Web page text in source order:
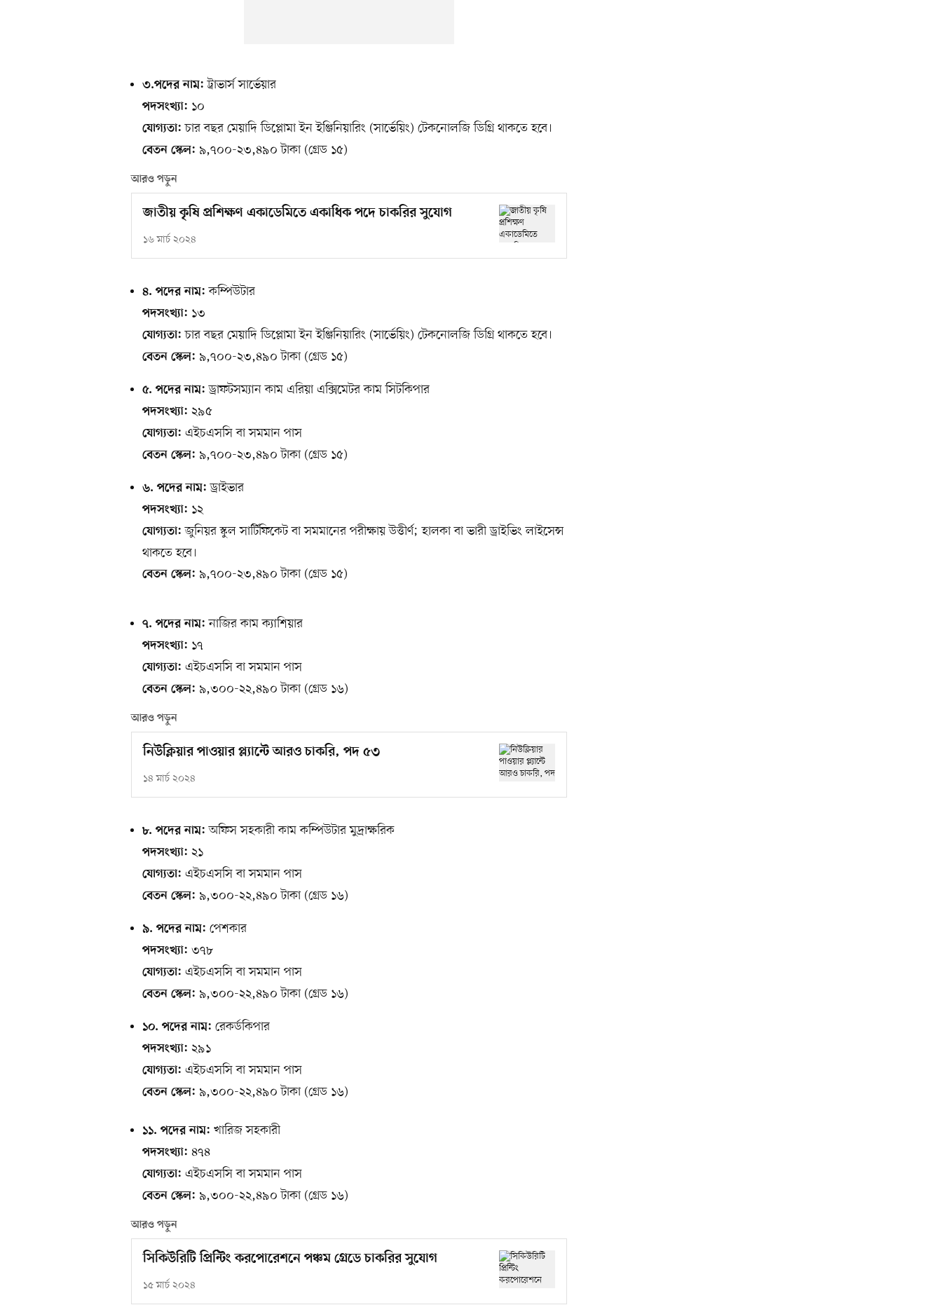
৩.পদের নাম: ট্রাভার্স সার্ভেয়ার
পদসংখ্যা: ১০
যোগ্যতা: চার বছর মেয়াদি ডিপ্লোমা ইন ইঞ্জিনিয়ারিং (সার্ভেয়িং) টেকনোলজি ডিগ্রি থাকতে হবে।
বেতন স্কেল: ৯,৭০০-২৩,৪৯০ টাকা (গ্রেড ১৫)
আরও পড়ুন
জাতীয় কৃষি প্রশিক্ষণ একাডেমিতে একাধিক পদে চাকরির সুযোগ
১৬ মার্চ ২০২৪
৪. পদের নাম: কম্পিউটার
পদসংখ্যা: ১৩
যোগ্যতা: চার বছর মেয়াদি ডিপ্লোমা ইন ইঞ্জিনিয়ারিং (সার্ভেয়িং) টেকনোলজি ডিগ্রি থাকতে হবে।
বেতন স্কেল: ৯,৭০০-২৩,৪৯০ টাকা (গ্রেড ১৫)
৫. পদের নাম: ড্রাফটসম্যান কাম এরিয়া এক্সিমেটর কাম সিটকিপার
পদসংখ্যা: ২৯৫
যোগ্যতা: এইচএসসি বা সমমান পাস
বেতন স্কেল: ৯,৭০০-২৩,৪৯০ টাকা (গ্রেড ১৫)
৬. পদের নাম: ড্রাইভার
পদসংখ্যা: ১২
যোগ্যতা: জুনিয়র স্কুল সার্টিফিকেট বা সমমানের পরীক্ষায় উত্তীর্ণ; হালকা বা ভারী ড্রাইভিং লাইসেন্স
থাকতে হবে।
বেতন স্কেল: ৯,৭০০-২৩,৪৯০ টাকা (গ্রেড ১৫)
৭. পদের নাম: নাজির কাম ক্যাশিয়ার
পদসংখ্যা: ১৭
যোগ্যতা: এইচএসসি বা সমমান পাস
বেতন স্কেল: ৯,৩০০-২২,৪৯০ টাকা (গ্রেড ১৬)
আরও পড়ুন
নিউক্লিয়ার পাওয়ার প্ল্যান্টে আরও চাকরি, পদ ৫৩
১৪ মার্চ ২০২৪
৮. পদের নাম: অফিস সহকারী কাম কম্পিউটার মুদ্রাক্ষরিক
পদসংখ্যা: ২১
যোগ্যতা: এইচএসসি বা সমমান পাস
বেতন স্কেল: ৯,৩০০-২২,৪৯০ টাকা (গ্রেড ১৬)
৯. পদের নাম: পেশকার
পদসংখ্যা: ৩৭৮
যোগ্যতা: এইচএসসি বা সমমান পাস
বেতন স্কেল: ৯,৩০০-২২,৪৯০ টাকা (গ্রেড ১৬)
১০. পদের নাম: রেকর্ডকিপার
পদসংখ্যা: ২৯১
যোগ্যতা: এইচএসসি বা সমমান পাস
বেতন স্কেল: ৯,৩০০-২২,৪৯০ টাকা (গ্রেড ১৬)
১১. পদের নাম: খারিজ সহকারী
পদসংখ্যা: ৪৭৪
যোগ্যতা: এইচএসসি বা সমমান পাস
বেতন স্কেল: ৯,৩০০-২২,৪৯০ টাকা (গ্রেড ১৬)
আরও পড়ুন
সিকিউরিটি প্রিন্টিং করপোরেশনে পঞ্চম গ্রেডে চাকরির সুযোগ
১৫ মার্চ ২০২৪